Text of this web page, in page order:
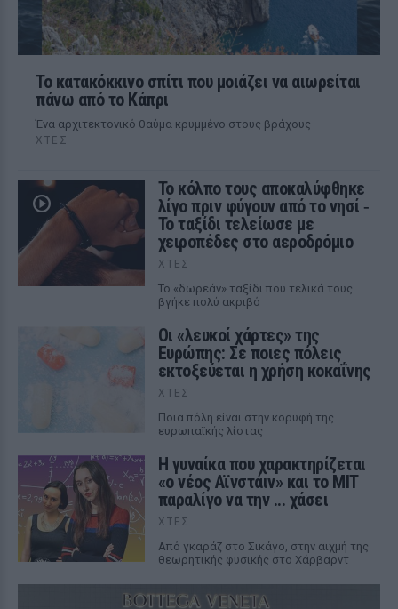
Το κατακόκκινο σπίτι που μοιάζει να αιωρείται
πάνω από το Κάπρι
Ένα αρχιτεκτονικό θαύμα κρυμμένο στους βράχους
ΧΤΕΣ
Το κόλπο τους αποκαλύφθηκε
λίγο πριν φύγουν από το νησί ‑
Το ταξίδι τελείωσε με
χειροπέδες στο αεροδρόμιο
ΧΤΕΣ
Το «δωρεάν» ταξίδι που τελικά τους
βγήκε πολύ ακριβό
Οι «λευκοί χάρτες» της
Ευρώπης: Σε ποιες πόλεις
εκτοξεύεται η χρήση κοκαΐνης
ΧΤΕΣ
Ποια πόλη είναι στην κορυφή της
ευρωπαϊκής λίστας
Η γυναίκα που χαρακτηρίζεται
«ο νέος Αϊνστάιν» και το MIT
παραλίγο να την ... χάσει
ΧΤΕΣ
Από γκαράζ στο Σικάγο, στην αιχμή της
θεωρητικής φυσικής στο Χάρβαρντ